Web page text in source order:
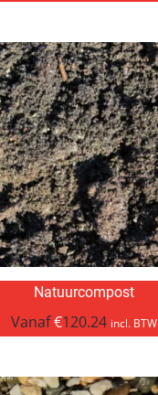
Natuurcompost
Vanaf€120.24 incl. BTW